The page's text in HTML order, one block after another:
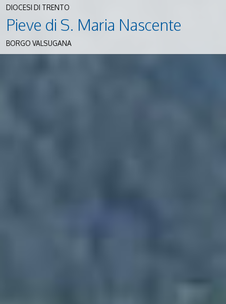
DIOCESI DI TRENTO
Pieve di S. Maria Nascente
BORGO VALSUGANA